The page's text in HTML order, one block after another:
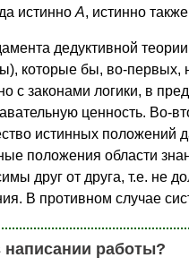
истинно А, истинно
дедуктивной
которые бы, во-первых,
с законами логи­ки, в
ценность. Во-
истинных положений
положения облас­ти
друг от друга, т.е. не
В противном случае
работы?